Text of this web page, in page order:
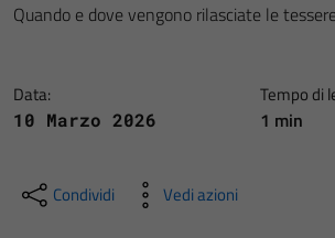
Quando e dove vengono rilasciate le
Data:
10 Marzo 2026
Tempo di
1 min
Condividi Vedi azioni